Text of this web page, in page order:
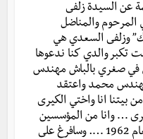
عن السيدة زلفى
والمناضل
وزلفى السعدي هي
تكبر والدي كنا ندعوها
في صغري بالباش مهندس
محمد واعتقد
بيتنا انا واختي الكيرى
… وانا من المؤسسين
لندوة الرسم والنحت الاردني في العام 1962 …. وسافرغ على